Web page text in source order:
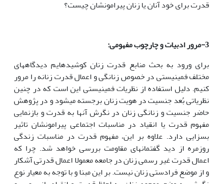
قدرت برای خود آنان یا زنان پیرامونشان چیست؟
3-مرور ادبیات و چارچوب مفهومی
:
برای ورود به بحث منابع قدرت زنان کوشیده­ایم دیدگاه­های
مختلف فمینیستی در خصوص زنانگی و اعمال قدرت زنانه را مرور
کنیم. دلیل استفاده از نظریات فمینیستی این است که در چنین
نظریاتی بُعد جنسیت در هویت زنان برجسته می­شود و در پژوهش
حاضر جنسیت و زنانگی زنان در نگرش آن­ها به قدرت و بازنمایی
مفهوم قدرت یا انقیاد در مناسبات اجتماعی پیرامونشان تاثیر
بسزایی دارد. علاوه بر این، مفهوم قدرت در مناسبات زندگی
روزمره از دید گفتمان­های مقاومت بررسی خواهد شد. چرا که
اعمال قدرت غیر رسمی زنان در جامعه معمولا اعمال قدرتی آشکار
و از موضع فرادستی زنان نیست. بر این مبنا و با توجه به معیار نوع